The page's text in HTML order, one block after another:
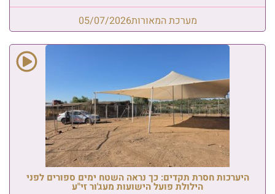
מערכת המאורות05/07/2026
היערכות חסרת תקדים: כך נראה השטח ימים ספורים לפני
הילולת פועל הישועות מעג'ור זי"ע